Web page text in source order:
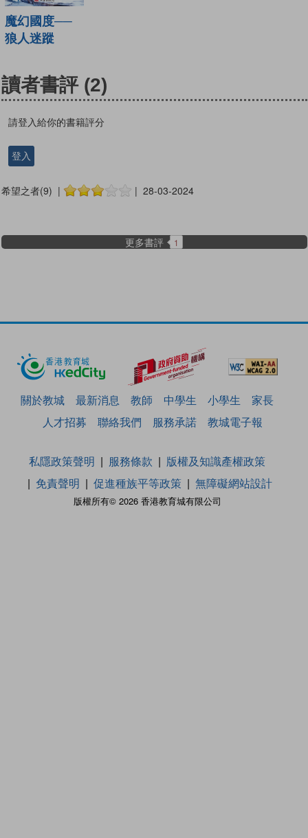
魔幻國度──
狼人迷蹤
讀者書評 (2)
請登入給你的書籍評分
登入
希望之者(9) | | 28-03-2024
更多書評 1
關於教城 最新消息 教師 中學生 小學生
家長
人才招募
聯絡我們 服務承諾 教城電子報
版權所有© 2026 香港教育城有限公司
私隱政策聲明 服務條款
版權及知識產權政策
免責聲明
促進種族平等政策 無障礙網站設計